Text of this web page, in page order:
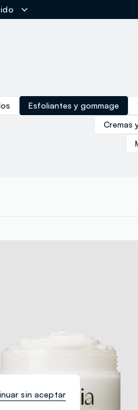
Esfoliantes y gommage
Cremas
sin aceptar